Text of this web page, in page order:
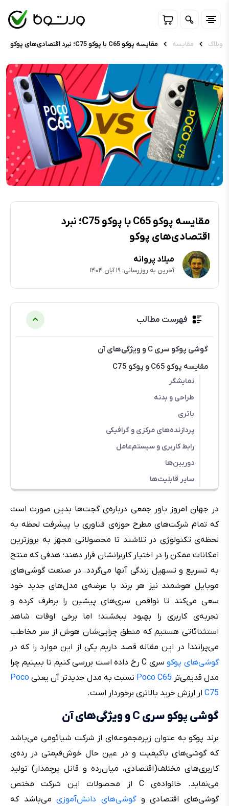
وبلاگ مقایسه مقایسه پوکو C65 با پوکو C75؛ نبرد اقتصادی‌های پوکو
مقایسه پوکو C65 با پوکو C75؛ نبرد
اقتصادی‌های پوکو
میلاد پروانه
آخرین به روزرسانی: ۱۹ آبان ۱۴۰۴
فهرست مطالب
گوشی پوکو سری C و ویژگی‌های آن
مقایسه پوکو C65 و پوکو C75
نمایشگر
طراحی و بدنه
باتری
پردازنده‌های مرکزی و گرافیکی
رابط‌ ‌کاربری و سیستم‌عامل
دوربین‌ها
سایر قابلیت‌ها
در جهان امروز باور جمعی درباره‌ی گجت‌ها بدین صورت است
که تمام شرکت‌های مطرح حوزه‌ی فناوری با پیشرفت لحظه به
لحظه‌ی تکنولوژی در تلاشند تا محصولاتی مجهز به بروزترین
امکانات ممکن را در اختیار کاربرانشان قرار دهند؛ هدفی که منتج
به تسریع و تسهیل زندگی آنها می‌گردد. در صنعت گوشی‌های
موبایل هوشمند نیز هر برند با عرضه‌ی مدل‌های جدید خود
سعی می‌کند تا نواقص سری‌های پیشین را برطرف کرده و
تجربه‌ی کاربری را بهبود ببخشند؛ اما برخی اوقات شاهد
استثنائاتی هستیم که منطق چرایی‌شان هوش از سر مخاطب
می‌پرانند! در این مقاله قصد داریم یکی از این موارد را که در
گوشی‌های پوکو
سری C رخ داده است بررسی کنیم تا ببینیم چرا
مدل قدیمی‌تر Poco C65 نسبت به مدل جدیدتر آن یعنی Poco
C75 ار ارزش خرید بالاتری برخوردار است.
گوشی پوکو سری C و ویژگی‌های آن
برند پوکو به عنوان زیرمجموعه‌ای از شرکت شیائومی می‌باشد
که گوشی‌های باکیفیت و در عین حال خوش‌قیمتی در رده‌ی
کاربری‌های مختلف(اقتصادی، میان‌رده و قانل پرچمدار) تولید
می‌نماید. خانواده‌ی C از محصولات این شرکت مختص
گوشی‌های اقتصادی وگوشی‌های دانش‌‌آموزیمی‌باشد که